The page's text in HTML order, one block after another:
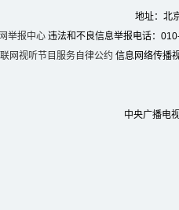
地址：北
举报中心违法和不良信息举报电话：
网视听节目服务自律公约 信息网络传播
中央广播电